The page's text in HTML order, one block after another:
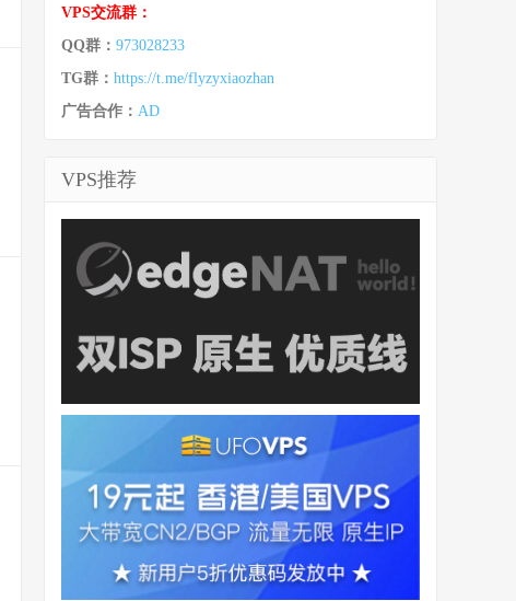
VPS交流群：
QQ群： 973028233
TG群： https://t.me/flyzyxiaozhan
广告合作： AD
VPS推荐